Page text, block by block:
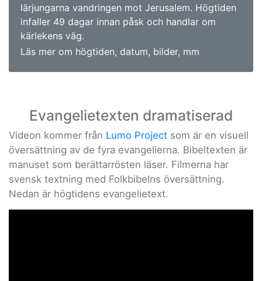
lärjungarna vandringen mot Jerusalem. Högtiden
infaller 49 dagar innan påsk och handlar om
kärlekens väg.
Läs mer om högtiden, datum, bilder, mm
Evangelietexten dramatiserad
Videon kommer från Lumo Project som är en visuell
översättning av de fyra evangelierna. Bibeltexten är
manuset som berättarrösten läser. Filmerna har
svensk textning med Folkbibelns översättning.
Nedan är högtidens evangelietext.